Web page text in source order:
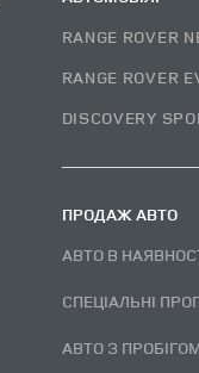
RANGE ROVER
RANGE ROVER
DISCOVERY
ПРОДАЖ АВТО
АВТО В
СПЕЦІАЛЬНІ
АВТО З